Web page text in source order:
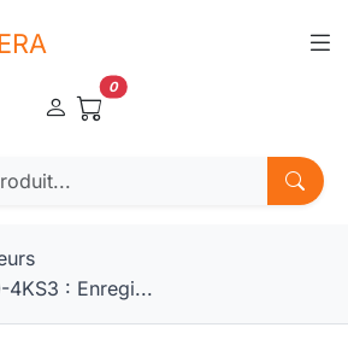
0
4KS3 : Enregi...